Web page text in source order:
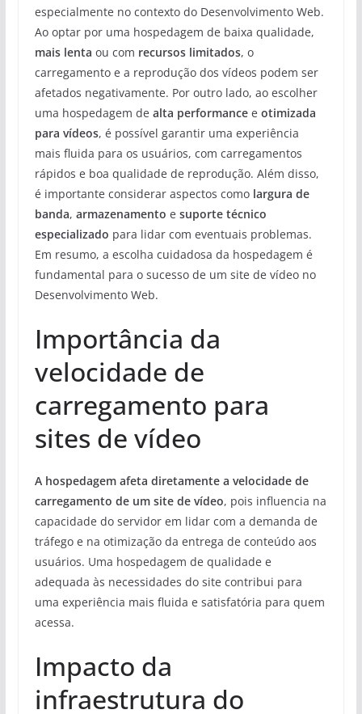
especialmente no contexto do Desenvolvimento Web.
Ao optar por uma hospedagem de baixa qualidade,
mais lenta ou com recursos limitados, o
carregamento e a reprodução dos vídeos podem ser
afetados negativamente. Por outro lado, ao escolher
uma hospedagem de alta performancee otimizada
para vídeos, é possível garantir uma experiência
mais fluida para os usuários, com carregamentos
rápidos e boa qualidade de reprodução. Além disso,
é importante considerar aspectos como largura de
banda, armazenamento e suporte técnico
especializado para lidar com eventuais problemas.
Em resumo, a escolha cuidadosa da hospedagem é
fundamental para o sucesso de um site de vídeo no
Desenvolvimento Web.
Importância da
velocidade de
carregamento para
sites de vídeo
A hospedagem afeta diretamente a velocidade de
carregamento de um site de vídeo, pois influencia na
capacidade do servidor em lidar com a demanda de
tráfego e na otimização da entrega de conteúdo aos
usuários. Uma hospedagem de qualidade e
adequada às necessidades do site contribui para
uma experiência mais fluida e satisfatória para quem
acessa.
Impacto da
infraestrutura do